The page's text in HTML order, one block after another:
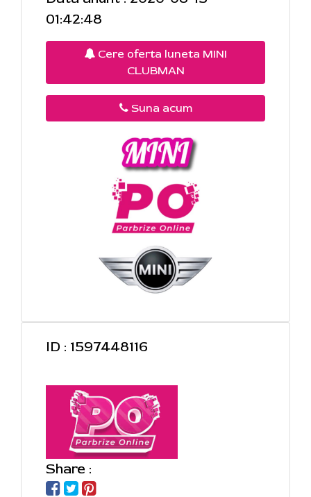
01:42:48
Cere oferta luneta MINI
CLUBMAN
Suna acum
ID : 1597448116
Share :